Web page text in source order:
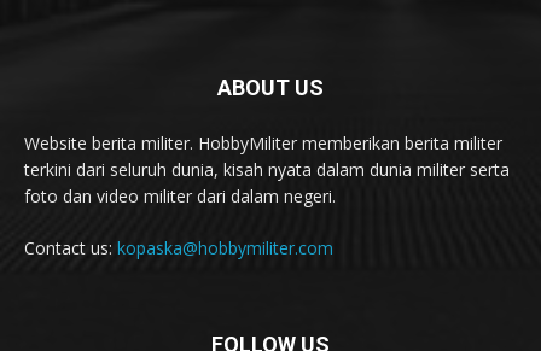
ABOUT US
Website berita militer. HobbyMiliter memberikan berita militer
terkini dari seluruh dunia, kisah nyata dalam dunia militer serta
foto dan video militer dari dalam negeri.
Contact us: kopaska@hobbymiliter.com
FOLLOW US